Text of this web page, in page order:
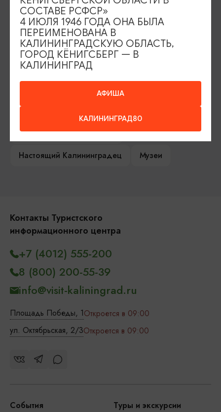
Туры и экскурсии
Афиша мероприятий
Сувениры
Гостевая книга
Гиды и экскурсоводы
Рестораны
Компас Балтийской кухни
Настоящий Калининградец
Музеи
Контакты Туристского
информационного центра
Площадь Победы, 1Откроется в 09:00
ул. Октябрьская, 2/3Откроется в 09:00
+7 (4012) 555-200
8 (800) 200-55-39
info@visit-kaliningrad.ru
События
Туры и экскурсии
АФИША
КАЛИНИНГРАД80
СОСТАВЕ РСФСР»
4 ИЮЛЯ 1946 ГОДА ОНА БЫЛА
ПЕРЕИМЕНОВАНА В
КАЛИНИНГРАДСКУЮ ОБЛАСТЬ,
ГОРОД КЁНИГСБЕРГ — В
КАЛИНИНГРАД